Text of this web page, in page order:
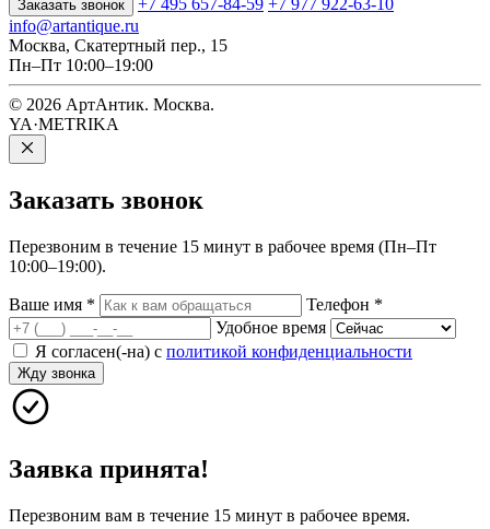
Заказать звонок +7 495 657-84-59 +7 977 922-63-10
info@artantique.ru
Москва, Скатертный пер., 15
Пн–Пт 10:00–19:00
© 2026 АртАнтик. Москва.
YA·METRIKA
Заказать звонок
Перезвоним в течение 15 минут в рабочее время (Пн–Пт
10:00–19:00).
Ваше имя * Телефон *
Удобное время
Я согласен(-на) с политикой конфиденциальности
Жду звонка
Заявка принята!
Перезвоним вам в течение 15 минут в рабочее время.